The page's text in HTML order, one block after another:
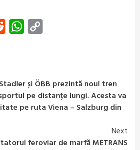
Reddit WhatsApp
și ÖBB prezintă noul tren
pe distanțe lungi. Acesta va
pe ruta Viena – Salzburg din
Next
feroviar de marfă METRANS